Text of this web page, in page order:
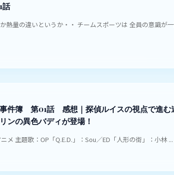
話
熱量の違いというか・・ チームスポーツは 全員の意識が
件簿 第01話 感想｜探偵ルイスの視点で進む
ンの異色バディが登場！
メ 主題歌：OP「Q.E.D.」：Sou／ED「人形の街」：小林 ...